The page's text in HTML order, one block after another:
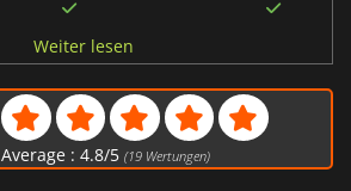
Weiter lesen
Average : 4.8/5 (19Wertungen)